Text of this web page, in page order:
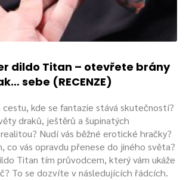
dildo Titan – otevřete brány
sebe (RECENZE)
cestu, kde se fantazie stává skutečností?
draků, ještěrů a šupinatých
Nudí vás běžné erotické hračky?
co vás opravdu přenese do jiného světa?
Titan tím průvodcem, který vám ukáže
To se dozvíte v následujících řádcích.